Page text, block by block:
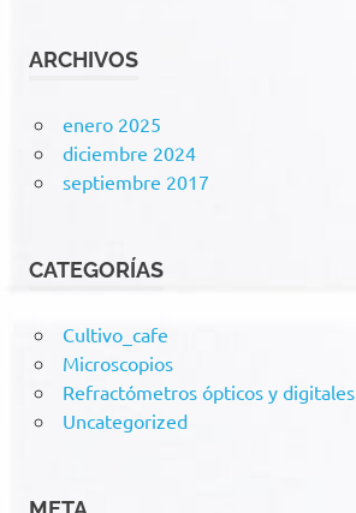
ARCHIVOS
enero 2025
diciembre 2024
septiembre 2017
CATEGORÍAS
Cultivo_cafe
Microscopios
Refractómetros ópticos y digitales
Uncategorized